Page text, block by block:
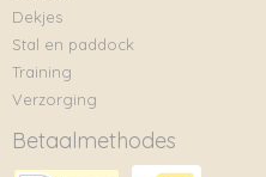
Dekjes
Stal en paddock
Training
Verzorging
Betaalmethodes